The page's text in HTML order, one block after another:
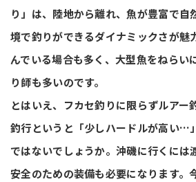
り」は、陸地から離れ、魚が豊富で自
境で釣りができるダイナミックさが魅
んでいる場合も多く、大型魚をねらい
り師も多いのです。
とはいえ、フカセ釣りに限らずルアー
釣行というと「少しハードルが高い…
ではないでしょうか。沖磯に行くには
安全のための装備も必要になります。